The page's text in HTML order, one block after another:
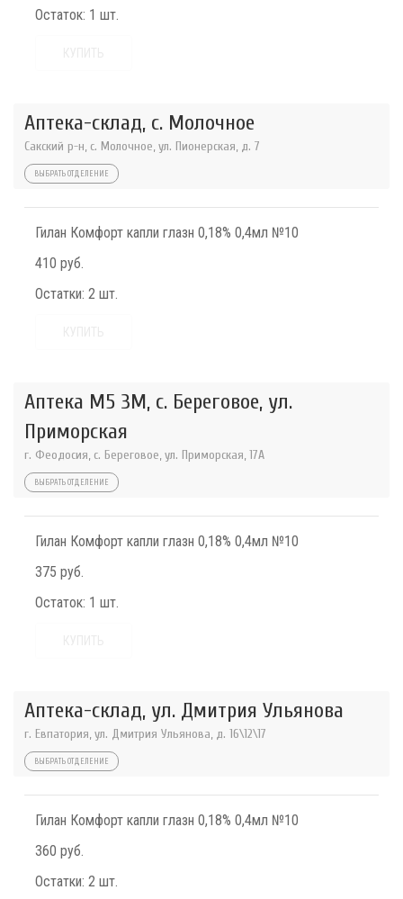
Остаток: 1 шт.
Аптека-склад, с. Молочное
Сакский р-н, с. Молочное, ул. Пионерская, д. 7
ВЫБРАТЬ ОТДЕЛЕНИЕ
Гилан Комфорт капли глазн 0,18% 0,4мл №10
410 руб.
Остатки: 2 шт.
Аптека М5 3М, с. Береговое, ул.
Приморская
г. Феодосия, с. Береговое, ул. Приморская, 17А
ВЫБРАТЬ ОТДЕЛЕНИЕ
Гилан Комфорт капли глазн 0,18% 0,4мл №10
375 руб.
Остаток: 1 шт.
Аптека-склад, ул. Дмитрия Ульянова
г. Евпатория, ул. Дмитрия Ульянова, д. 16\12\17
ВЫБРАТЬ ОТДЕЛЕНИЕ
Гилан Комфорт капли глазн 0,18% 0,4мл №10
360 руб.
Остатки: 2 шт.